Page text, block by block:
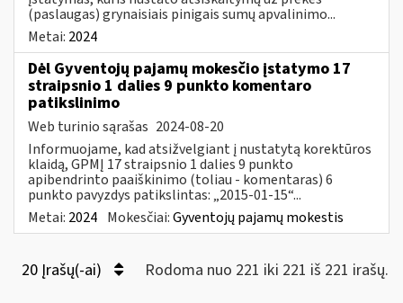
(paslaugas) grynaisiais pinigais sumų apvalinimo...
Metai: 2024
Dėl Gyventojų pajamų mokesčio įstatymo 17
straipsnio 1 dalies 9 punkto komentaro
patikslinimo
Web turinio sąrašas 2024-08-20
Informuojame, kad atsižvelgiant į nustatytą korektūros
klaidą, GPMĮ 17 straipsnio 1 dalies 9 punkto
apibendrinto paaiškinimo (toliau - komentaras) 6
punkto pavyzdys patikslintas: „2015-01-15“...
Metai: 2024 Mokesčiai:Gyventojų pajamų mokestis
20 Įrašų(-ai) Rodoma nuo 221 iki 221 iš 221 irašų.